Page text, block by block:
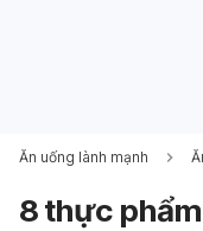
Ăn uống lành mạnh
8 thực